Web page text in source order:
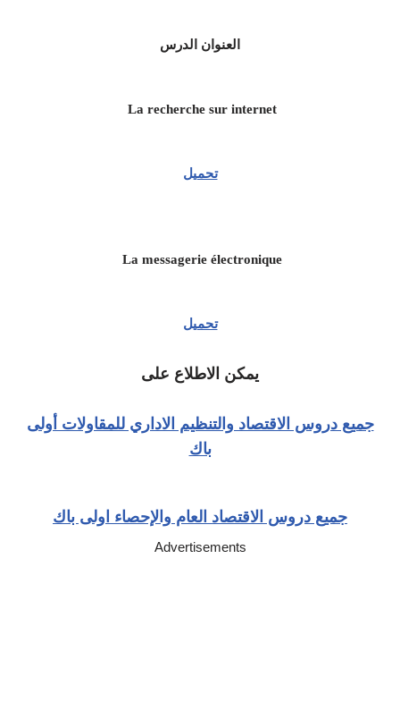
العنوان الدرس
La recherche sur internet
تحميل
La messagerie électronique
تحميل
يمكن الاطلاع على
جميع دروس الاقتصاد والتنظيم الاداري للمقاولات أولى
باك
جميع دروس الاقتصاد العام والإحصاء اولى باك
Advertisements